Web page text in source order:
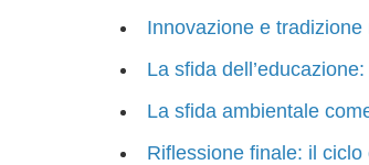
Innovazione e
La sfida
La sfida ambientale
Riflessione finale: il